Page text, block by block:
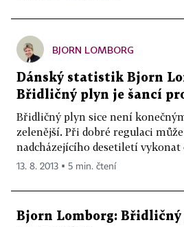
BJORN LOMBORG
Dánský statistik Bjorn
Břidličný plyn je šancí
Břidličný plyn sice není
zelenější. Při dobré regulaci
nadcházejícího desetiletí vykonat
13. 8. 2013 ▪ 5 min. čtení
Bjorn Lomborg: Břidličný